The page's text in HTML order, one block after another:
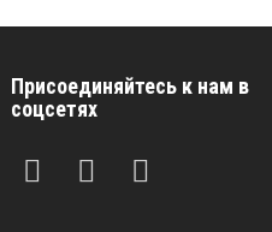
Присоединяйтесь к нам в
соцсетях